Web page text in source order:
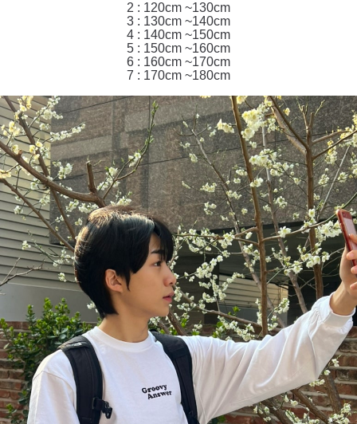
2 : 120cm ~130cm
3 : 130cm ~140cm
4 : 140cm ~150cm
5 : 150cm ~160cm
6 : 160cm ~170cm
7 : 170cm ~180cm